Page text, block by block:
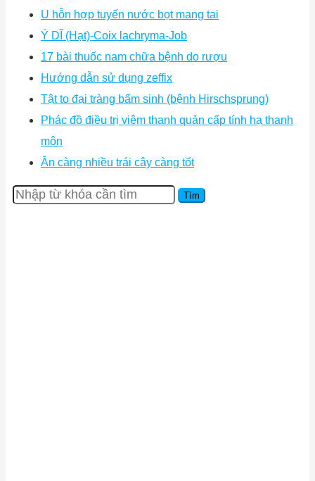
U hỗn hợp tuyến nước bọt mang tai
Ý DĨ (Hạt)-Coix lachryma-Job
17 bài thuốc nam chữa bệnh do rượu
Hướng dẫn sử dụng zeffix
Tật to đại tràng bẩm sinh (bệnh Hirschsprung)
Phác đồ điều trị viêm thanh quản cấp tính hạ thanh
môn
Ăn càng nhiều trái cây càng tốt